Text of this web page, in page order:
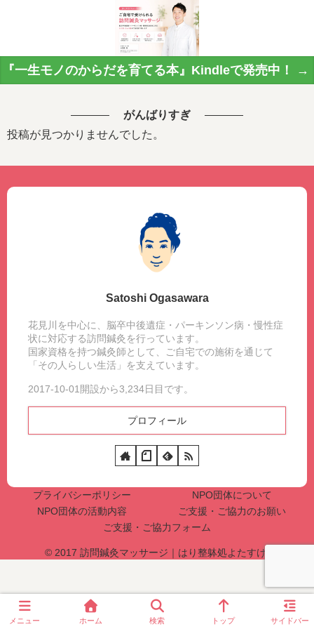
一生モノのからだを育てる本』Kindleで発売中！ →
がんばりすぎ
投稿が見つかりませんでした。
Satoshi Ogasawara
花見川を中心に、脳卒中後遺症・パーキンソン病・慢性症
状に対応する訪問鍼灸を行っています。
国家資格を持つ鍼灸師として、ご自宅での施術を通じて
「その人らしい生活」を支えています。
2017-10-01開設から3,234日目です。
プロフィール
プライバシーポリシー
NPO団体について
NPO団体の活動内容
ご支援・ご協力のお願い
ご支援・ご協力フォーム
© 2017 訪問鍼灸マッサージ｜はり整躰処よたすけ.
メニュー ホーム 検索 トップ サイドバー